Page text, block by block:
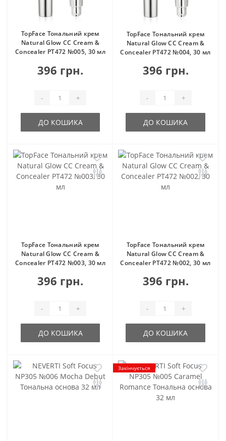
TopFace Тональний крем
Natural Glow CC Cream &
Concealer PT472 №005, 30 мл
396 грн.
- +
ДО КОШИКА
TopFace Тональний крем
Natural Glow CC Cream &
Concealer PT472 №004, 30 мл
396 грн.
- +
ДО КОШИКА
TopFace Тональний крем
Natural Glow CC Cream &
Concealer PT472 №003, 30 мл
396 грн.
- +
ДО КОШИКА
TopFace Тональний крем
Natural Glow CC Cream &
Concealer PT472 №002, 30 мл
396 грн.
- +
ДО КОШИКА
Закінчується